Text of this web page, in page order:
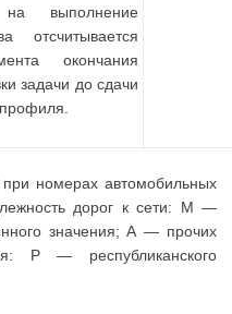
выполнение
отсчитывается
окончания
задачи до сдачи
номерах автомобильных
дорог к сети: М —
значения; А — прочих
Р — республиканского